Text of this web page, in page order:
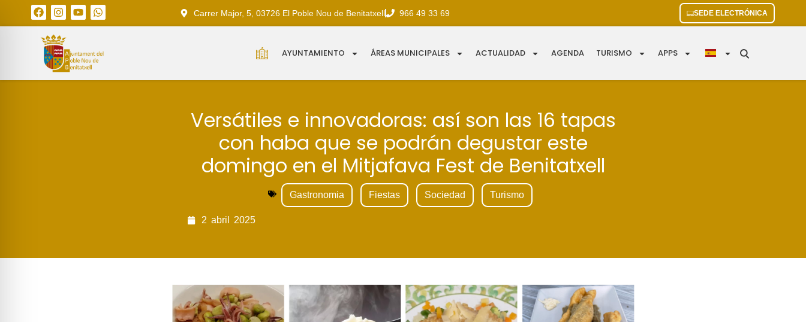
Carrer Major, 5, 03726 El Poble Nou de Benitatxell 966 49 33 69 SEDE ELECTRÓNICA
AYUNTAMIENTO ÁREAS MUNICIPALES ACTUALIDAD AGENDA TURISMO APPS
Versátiles e innovadoras: así son las 16 tapas
con haba que se podrán degustar este
domingo en el Mitjafava Fest de Benitatxell
Gastronomia Fiestas Sociedad Turismo
2 abril 2025